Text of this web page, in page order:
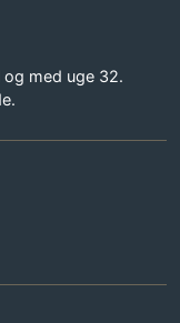
med uge 32.